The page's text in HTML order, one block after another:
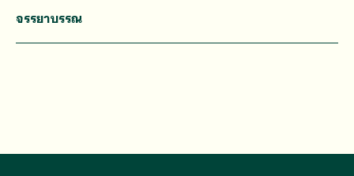
จรรยาบรรณ